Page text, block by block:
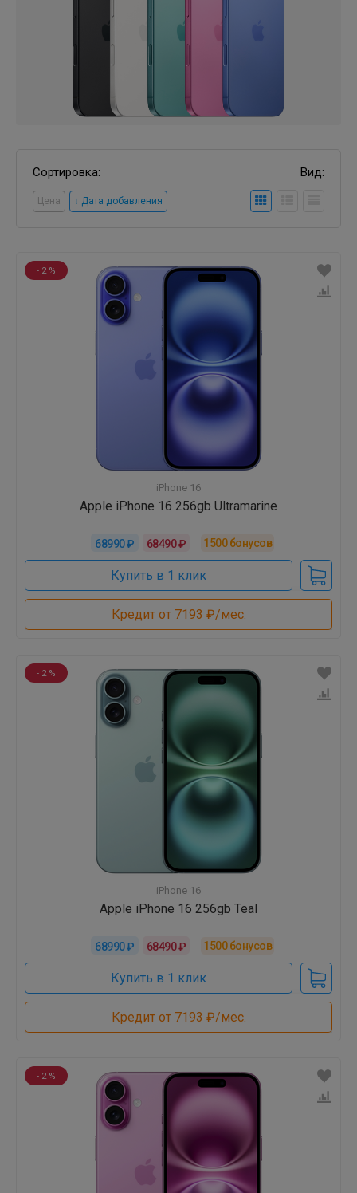
Сортировка:
Цена ↓ Дата добавления
Вид:
- 2 %
iPhone 16
Apple iPhone 16 256gb Ultramarine
68990 ₽ 68490 ₽ 1500бонусов
Купить в 1 клик
Кредит от 7193 ₽/мес.
- 2 %
iPhone 16
Apple iPhone 16 256gb Teal
68990 ₽ 68490 ₽ 1500бонусов
Купить в 1 клик
Кредит от 7193 ₽/мес.
- 2 %